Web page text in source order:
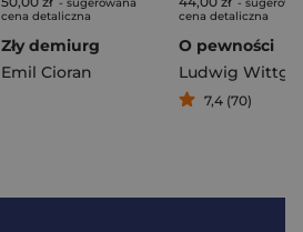
cena detaliczna
Zły demiurg
Emil Cioran
cena detaliczna
O pewności
7,4 (70)